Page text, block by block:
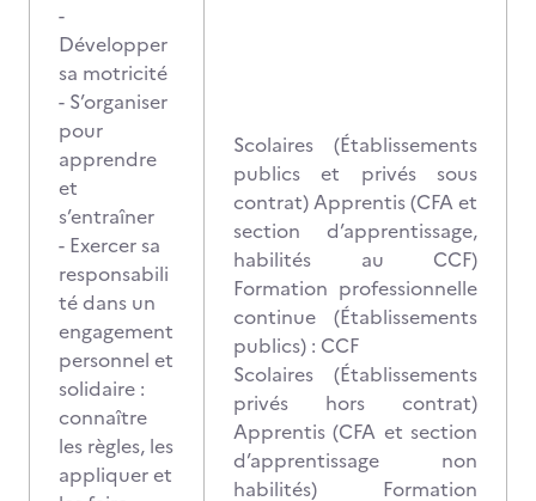
-
Développer
sa motricité
- S’organiser
pour
apprendre
et
s’entraîner
- Exercer sa
responsabili
té dans un
engagement
personnel et
solidaire :
connaître
les règles, les
appliquer et
Scolaires (Établissements
publics et privés sous
contrat) Apprentis (CFA et
section d’apprentissage,
habilités au CCF)
Formation professionnelle
continue (Établissements
publics) : CCF
Scolaires (Établissements
privés hors contrat)
Apprentis (CFA et section
d’apprentissage non
habilités) Formation